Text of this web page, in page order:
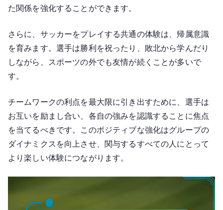
た関係を強化することができます。
さらに、サッカーをプレイする共通の体験は、帰属意識
を育みます。選手は勝利を祝ったり、敗北から学んだり
しながら、スポーツの外でも友情が続くことが多いで
す。
チームワークの利点を最大限に引き出すために、選手は
お互いを励まし合い、各自の強みを認識することに焦点
を当てるべきです。このポジティブな強化はグループの
ダイナミクスを向上させ、関与するすべての人にとって
より楽しい体験につながります。